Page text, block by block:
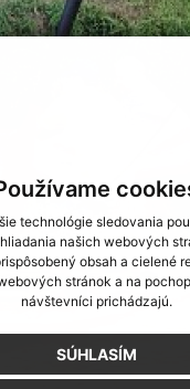
technológie sledovania
našich webových
obsah a cielené
stránok a na
návštevníci prichádzajú.
SÚHLASÍM